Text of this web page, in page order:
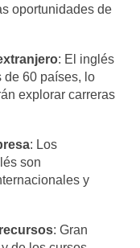
oportunidades de
: El inglés
de 60 países, lo
explorar carreras
: Los
son
y
: Gran